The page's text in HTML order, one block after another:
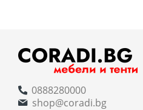
0888280000
shop@coradi.bg